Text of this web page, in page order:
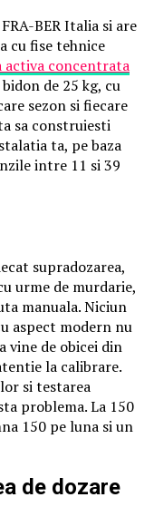
BER Italia si are
cu fise tehnice
activa concentrata
bidon de 25 kg, cu
sezon si fiecare
sa construiesti
ta, pe baza
intre 11 si 39
supradozarea,
urme de murdarie,
manuala. Niciun
aspect modern nu
vine de obicei din
la calibrare.
si testarea
problema. La 150
150 pe luna si un
de dozare